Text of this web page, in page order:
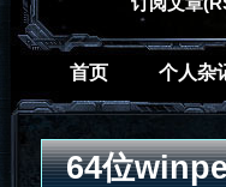
首页 个人杂
64位